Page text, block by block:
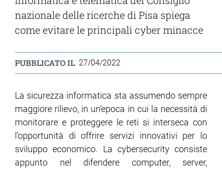
nazionale delle ricerche di Pisa spiega
come evitare le principali cyber minacce
PUBBLICATO IL 27/04/2022
La sicurezza informatica sta assumendo sempre
maggiore rilievo, in un’epoca in cui la necessità di
monitorare e proteggere le reti si interseca con
l’opportunità di offrire servizi innovativi per lo
sviluppo economico. La cybersecurity consiste
appunto nel difendere computer, server,